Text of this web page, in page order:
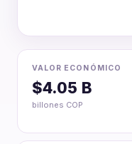
VALOR ECONÓMICO
$4.05 B
billones COP